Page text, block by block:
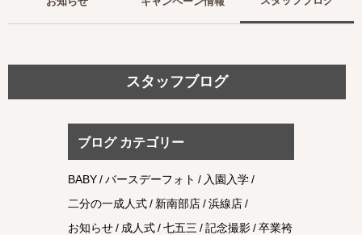
スタッフブログ
ブログ カテゴリー
BABY バースデーフォト
入園入学
二分の一成人式
新南部店
浜線店
お知らせ
成人式 七五三 記念撮影 卒業袴